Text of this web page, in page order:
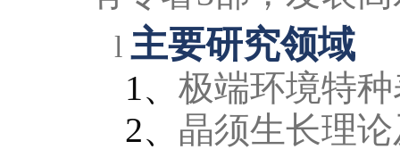
l 主要研究领域
1、 极端环境特
2、 晶须生长理